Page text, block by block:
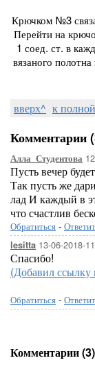
Крючком №3
Перейти на
1 соед. ст. в
вязаного
вверх^ к
Комментарии
Алла_Студентова
Пусть вечер
Так пусть же
лад И каждый в
что счастлив
Обратиться -
lesitta 13-06-2018-
Спасибо!
(Добавил ссылку
Обратиться -
Комментарии